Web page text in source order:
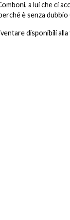
a lui che ci
è senza
disponibili